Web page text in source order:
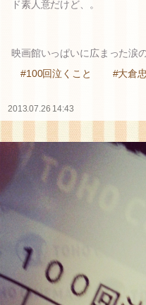
ド素人意だけど、。
映画館いっぱいに広まった涙
#100回泣くこと
#大倉
2013.07.26 14:43